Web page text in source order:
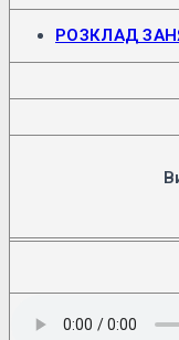
на
підтримку
РОЗКЛАД